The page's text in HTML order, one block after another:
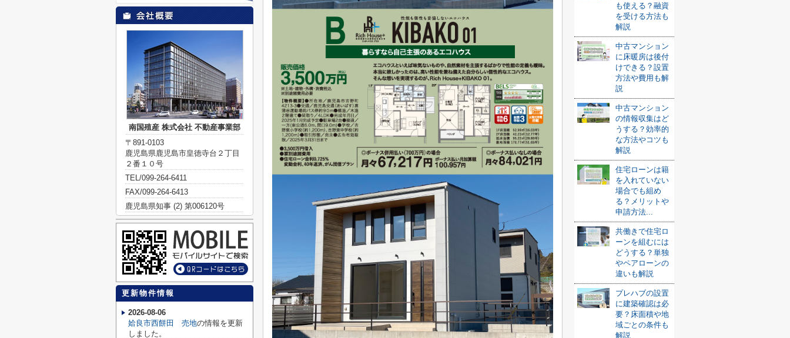
も使える？融資
を受ける方法も
解説
中古マンション
に床暖房は後付
けできる？設置
方法や費用も解
説
中古マンション
の情報収集はど
うする？効率的
な方法やコツも
解説
住宅ローンは籍
を入れていない
場合でも組め
る？メリットや
申請方法...
共働きで住宅ロ
ーンを組むには
どうする？単独
やペアローンの
違いも解説
プレハブの設置
に建築確認は必
要？床面積や地
域ごとの条件も
解説
南国殖産 株式会社 不動産事業部
〒891-0103
鹿児島県鹿児島市皇徳寺台２丁目
２番１０号
TEL/099-264-6411
FAX/099-264-6413
鹿児島県知事 (2) 第006120号
更新物件情報
2026-08-06
姶良市西餅田 売地の情報を更新
しました。